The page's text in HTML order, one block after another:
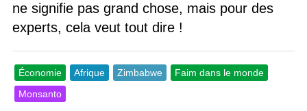
ne signifie pas grand chose, mais pour des
experts, cela veut tout dire !
Économie Afrique Zimbabwe
Faim dans le monde
Monsanto